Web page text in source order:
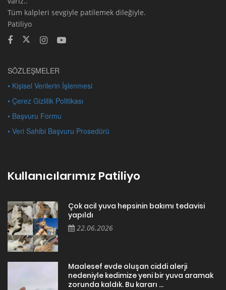
Tüm kalpleri sevgiyle patilemek dileğiyle.
Patiliyo
SÖZLEŞMELER
• Kişisel Verilerin İşlenmesi
• Çerez Gizlilik Politikası
• Başvuru Formu
• Veri Sahibi Başvuru Prosedürü
Kullanıcılarımız Patiliyo
Çok acil yuva hepsinin bakımı tedavisi
yapıldı
22.06.2026
Maalesef evde oluşan ciddi alerji
nedeniyle kedimize yeni bir yuva aramak
zorunda kaldık. Bu kararı ...